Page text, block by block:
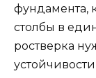
фундамента,
столбы в
ростверка